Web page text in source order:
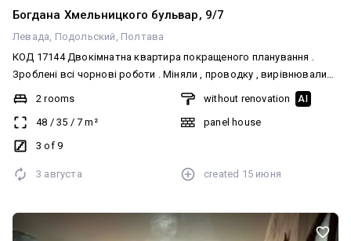
Богдана Хмельницкого бульвар, 9/7
Левада Подольский Полтава
КОД 17144 Двокімнатна квартира покращеного планування .
Зроблені всі чорнові роботи . Міняли , проводку , вирівнювали
стелю та стіни ,замінені труби вікна та балкон . Квартира готова
2 rooms
48 / 35 / 7 m²
3 of 9
without renovation AI
panel house
3 августа created 15 июня